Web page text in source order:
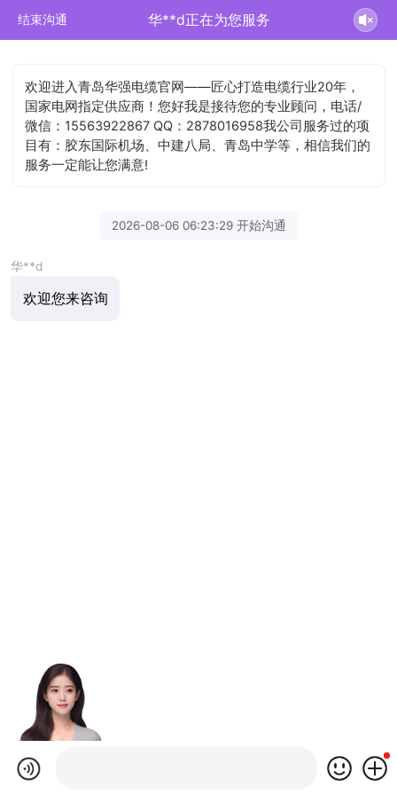
结束沟通 华**d正在为您服务
欢迎进入青岛华强电缆官网——匠心打造电缆行业20年，
国家电网指定供应商！您好我是接待您的专业顾问，电话/
微信：15563922867 QQ：2878016958我公司服务过的项
目有：胶东国际机场、中建八局、青岛中学等，相信我们的
服务一定能让您满意!
2026-08-06 06:23:29 开始沟通
华**d
欢迎您来咨询